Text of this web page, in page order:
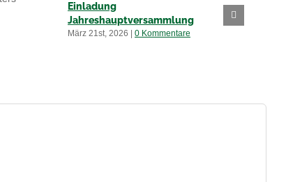
Einladung
Jahreshauptversammlung
März 21st, 2026 0 Kommentare